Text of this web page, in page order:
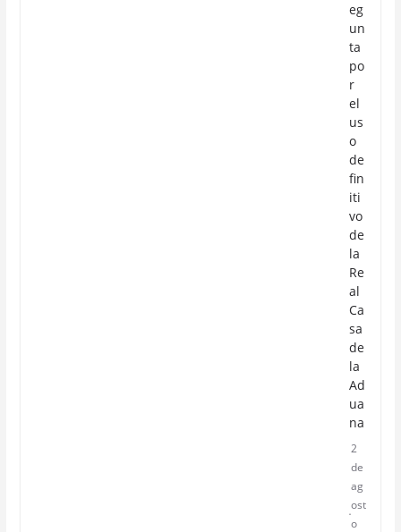
eg
un
ta
po
r
el
us
o
de
fin
iti
vo
de
la
Re
al
Ca
sa
de
la
Ad
ua
na
2
de
ag
ost
o